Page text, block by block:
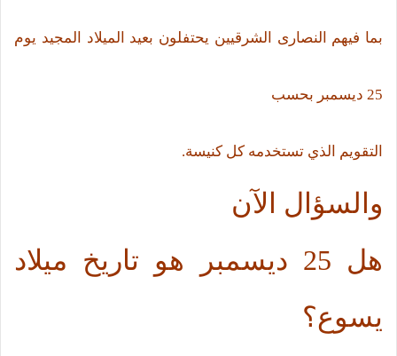
بما فيهم النصارى الشرقيين يحتفلون بعيد الميلاد المجيد يوم
25 ديسمبر بحسب
التقويم الذي تستخدمه كل كنيسة.
والسؤال الآن
هل 25 ديسمبر هو تاريخ ميلاد
يسوع؟